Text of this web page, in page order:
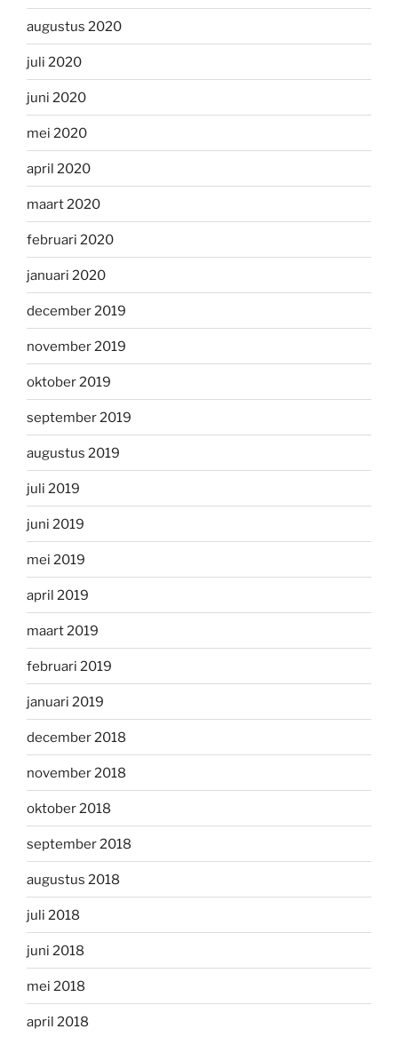
augustus 2020
juli 2020
juni 2020
mei 2020
april 2020
maart 2020
februari 2020
januari 2020
december 2019
november 2019
oktober 2019
september 2019
augustus 2019
juli 2019
juni 2019
mei 2019
april 2019
maart 2019
februari 2019
januari 2019
december 2018
november 2018
oktober 2018
september 2018
augustus 2018
juli 2018
juni 2018
mei 2018
april 2018